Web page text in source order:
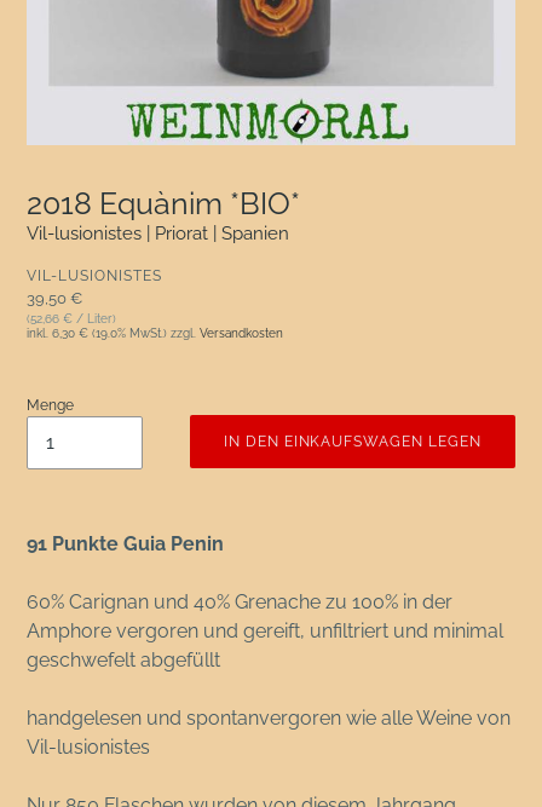
2018 Equànim *BIO*
Vil-lusionistes | Priorat | Spanien
VERKÄUFER
VIL-LUSIONISTES
Normaler Preis
39,50 €
(52,66 € / Liter)
inkl. 6,30 € (19.0% MwSt.) zzgl. Versandkosten
Menge
IN DEN EINKAUFSWAGEN LEGEN
91 Punkte Guia Penin
60% Carignan und 40% Grenache zu 100% in der
Amphore vergoren und gereift, unfiltriert und minimal
geschwefelt abgefüllt
handgelesen und spontanvergoren wie alle Weine von
Vil-lusionistes